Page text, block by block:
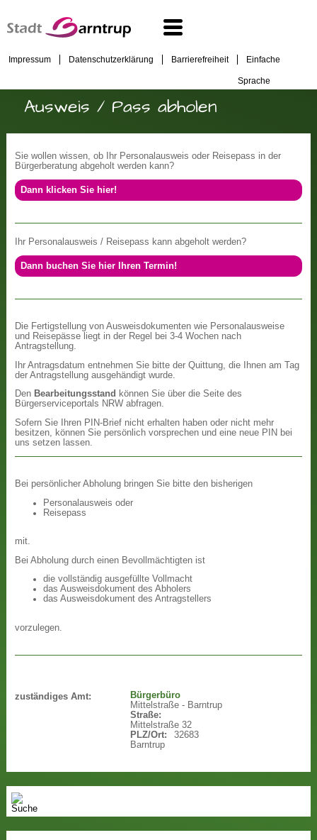
Impressum Datenschutzerklärung Barrierefreiheit Einfache
Sprache
Ausweis / Pass abholen
Sie wollen wissen, ob Ihr Personalausweis oder Reisepass in der
Bürgerberatung abgeholt werden kann?
Dann klicken Sie hier!
Ihr Personalausweis / Reisepass kann abgeholt werden?
Dann buchen Sie hier Ihren Termin!
Die Fertigstellung von Ausweisdokumenten wie Personalausweise
und Reisepässe liegt in der Regel bei 3-4 Wochen nach
Antragstellung.
Ihr Antragsdatum entnehmen Sie bitte der Quittung, die Ihnen am Tag
der Antragstellung ausgehändigt wurde.
Den Bearbeitungsstand können Sie über die Seite des
Bürgerserviceportals NRW abfragen.
Sofern Sie Ihren PIN-Brief nicht erhalten haben oder nicht mehr
besitzen, können Sie persönlich vorsprechen und eine neue PIN bei
uns setzen lassen.
Bei persönlicher Abholung bringen Sie bitte den bisherigen
Personalausweis oder
Reisepass
mit.
Bei Abholung durch einen Bevollmächtigten ist
die vollständig ausgefüllte Vollmacht
das Ausweisdokument des Abholers
das Ausweisdokument des Antragstellers
vorzulegen.
zuständiges Amt:
Bürgerbüro
Mittelstraße - Barntrup
Straße:
Mittelstraße 32
PLZ/Ort:
32683
Barntrup